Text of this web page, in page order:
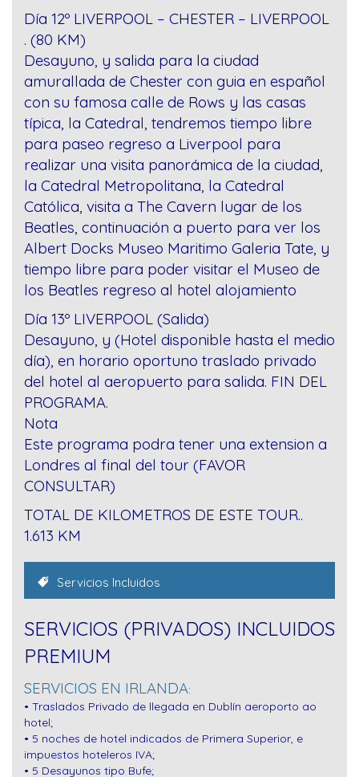
Día 12º LIVERPOOL – CHESTER – LIVERPOOL
. (80 KM)
Desayuno, y salida para la ciudad
amurallada de Chester con guia en español
con su famosa calle de Rows y las casas
típica, la Catedral, tendremos tiempo libre
para paseo regreso a Liverpool para
realizar una visita panorámica de la ciudad,
la Catedral Metropolitana, la Catedral
Católica, visita a The Cavern lugar de los
Beatles, continuación a puerto para ver los
Albert Docks Museo Maritimo Galeria Tate, y
tiempo libre para poder visitar el Museo de
los Beatles regreso al hotel alojamiento
Día 13º LIVERPOOL (Salida)
Desayuno, y (Hotel disponible hasta el medio
día), en horario oportuno traslado privado
del hotel al aeropuerto para salida. FIN DEL
PROGRAMA.
Nota
Este programa podra tener una extension a
Londres al final del tour (FAVOR
CONSULTAR)
TOTAL DE KILOMETROS DE ESTE TOUR..
1.613 KM
Servicios Incluidos
SERVICIOS (PRIVADOS) INCLUIDOS
PREMIUM
SERVICIOS EN IRLANDA:
• Traslados Privado de llegada en Dublín aeroporto ao
hotel;
• 5 noches de hotel indicados de Primera Superior, e
impuestos hoteleros IVA;
• 5 Desayunos tipo Bufe;